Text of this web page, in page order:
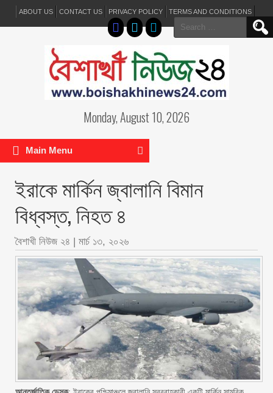
ABOUT US CONTACT US PRIVACY POLICY TERMS AND CONDITIONS
Search
for:
Monday, August 10, 2026
Main Menu
ইরাকে মার্কিন জ্বালানি বিমান
বিধ্বস্ত, নিহত ৪
বৈশাখী নিউজ ২৪ | মার্চ ১৩, ২০২৬